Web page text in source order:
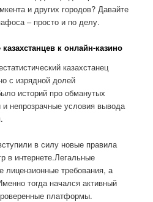
и других городов? Давайте
– просто и по делу.
к онлайн-казино
казахстанец
с изрядной долей
историй про обманутых
и непрозрачные условия вывода
в силу новые правила
в интернете.Легальные
лицензионные требования, а
тогда начался активный
платформы.